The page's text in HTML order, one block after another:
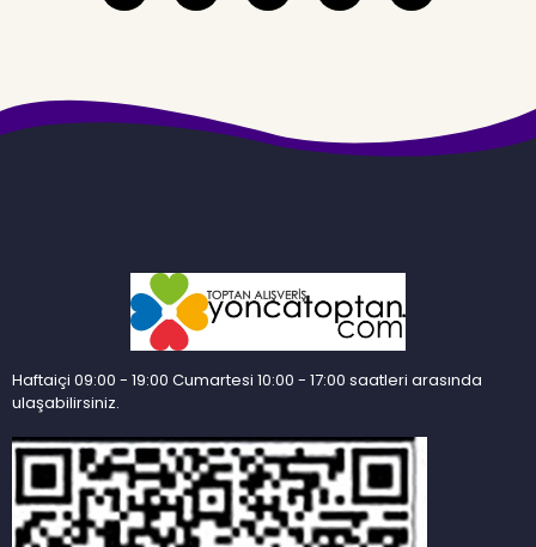
Haftaiçi 09:00 - 19:00 Cumartesi 10:00 - 17:00 saatleri arasında
ulaşabilirsiniz.